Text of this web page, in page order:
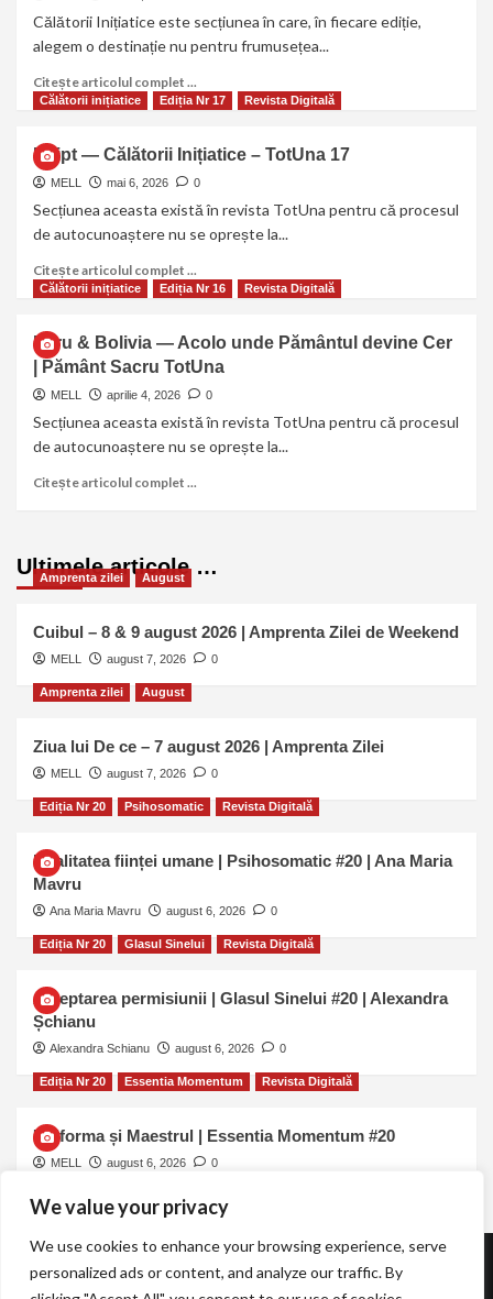
We value your privacy
We use cookies to enhance your browsing experience, serve
personalized ads or content, and analyze our traffic. By
Călătorii Inițiatice este secțiunea în care, în fiecare ediție,
alegem o destinație nu pentru frumusețea...
Citește articolul complet ...
Călătorii inițiatice Ediția Nr 17 Revista Digitală
Egipt — Călătorii Inițiatice – TotUna 17
MELL mai 6, 2026 0
Secțiunea aceasta există în revista TotUna pentru că procesul
de autocunoaștere nu se oprește la...
Citește articolul complet ...
Călătorii inițiatice Ediția Nr 16 Revista Digitală
Peru & Bolivia — Acolo unde Pământul devine Cer
| Pământ Sacru TotUna
MELL aprilie 4, 2026 0
Secțiunea aceasta există în revista TotUna pentru că procesul
de autocunoaștere nu se oprește la...
Citește articolul complet ...
Ultimele articole …
Amprenta zilei August
Cuibul – 8 & 9 august 2026 | Amprenta Zilei de Weekend
MELL august 7, 2026 0
Amprenta zilei August
Ziua lui De ce – 7 august 2026 | Amprenta Zilei
MELL august 7, 2026 0
Ediția Nr 20 Psihosomatic Revista Digitală
Dualitatea ființei umane | Psihosomatic #20 | Ana Maria
Mavru
Ana Maria Mavru august 6, 2026 0
Ediția Nr 20 Glasul Sinelui Revista Digitală
Așteptarea permisiunii | Glasul Sinelui #20 | Alexandra
Șchianu
Alexandra Schianu august 6, 2026 0
Ediția Nr 20 Essentia Momentum Revista Digitală
Uniforma și Maestrul | Essentia Momentum #20
MELL august 6, 2026 0
Revista TOT.UNA | Essentia Momentum